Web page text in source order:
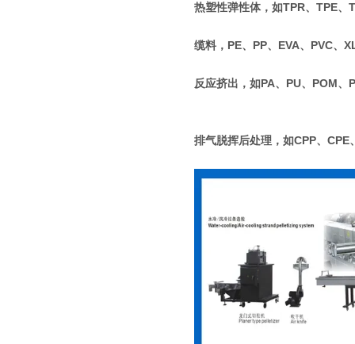
热塑性弹性体，如TPR、TPE、
缆料，PE、PP、EVA、PVC、
反应挤出，如PA、PU、POM、
排气脱挥后处理，如CPP、